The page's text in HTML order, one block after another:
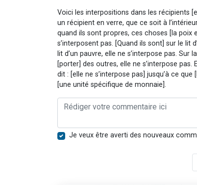
Voici les interpositions dans les récipients
un récipient en verre, que ce soit à
quand ils sont propres, ces choses [la poix
s’interposent pas. [Quand ils sont] sur le lit
lit d’un pauvre, elle ne s’interpose pas. Sur
[porter] des outres, elle ne s’interpose pas.
dit : [elle ne s’interpose pas] jusqu’à ce
[une unité spécifique de monnaie].
Je veux être averti des nouveaux